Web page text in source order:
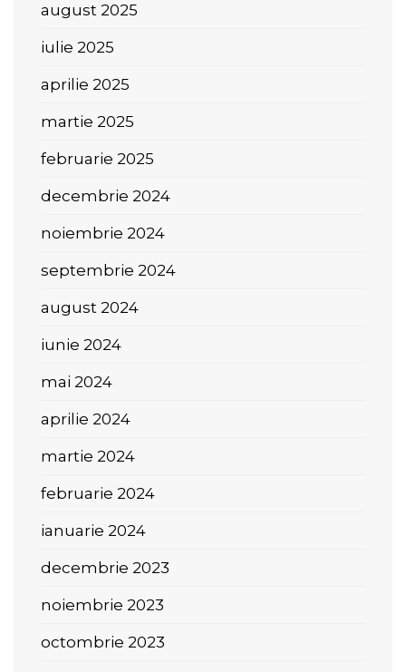
august 2025
iulie 2025
aprilie 2025
martie 2025
februarie 2025
decembrie 2024
noiembrie 2024
septembrie 2024
august 2024
iunie 2024
mai 2024
aprilie 2024
martie 2024
februarie 2024
ianuarie 2024
decembrie 2023
noiembrie 2023
octombrie 2023